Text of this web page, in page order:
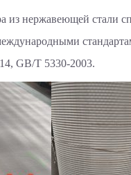
из нержавеющей стали
GB/T 5330-2003.